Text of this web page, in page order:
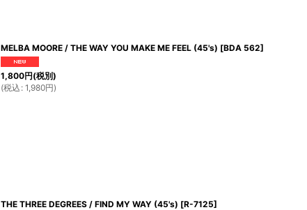
MELBA MOORE / THE WAY YOU MAKE ME FEEL (45's) [BDA 562]
1,800円(税別)
(税込 : 1,980円)
THE THREE DEGREES / FIND MY WAY (45's) [R-7125]